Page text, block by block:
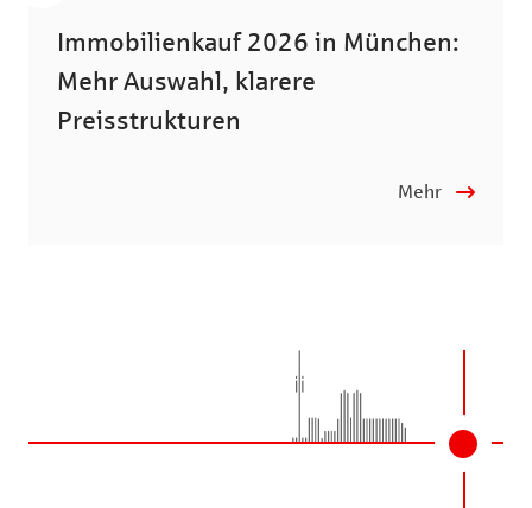
Immobilienkauf 2026 in München:
Mehr Auswahl, klarere
Preisstrukturen
Mehr